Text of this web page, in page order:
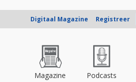
Digitaal Magazine Registreer
Magazine Podcasts